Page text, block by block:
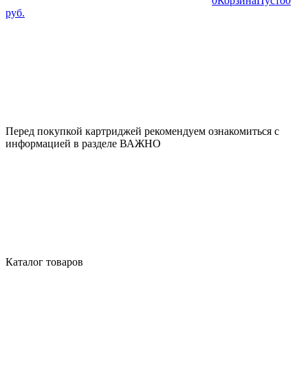
руб.
Перед покупкой картриджей рекомендуем ознакомиться с
информацией в разделе ВАЖНО
Каталог товаров